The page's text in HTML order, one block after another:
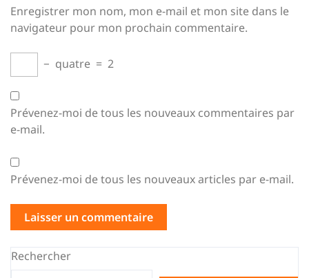
Enregistrer mon nom, mon e-mail et mon site dans le
navigateur pour mon prochain commentaire.
− quatre = 2
Prévenez-moi de tous les nouveaux commentaires par
e-mail.
Prévenez-moi de tous les nouveaux articles par e-mail.
Rechercher